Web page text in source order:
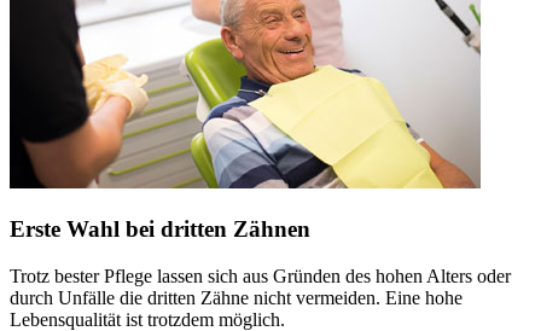
Erste Wahl bei dritten Zähnen
Trotz bester Pflege lassen sich aus Gründen des hohen Alters oder
durch Unfälle die dritten Zähne nicht vermeiden. Eine hohe
Lebensqualität ist trotzdem möglich.